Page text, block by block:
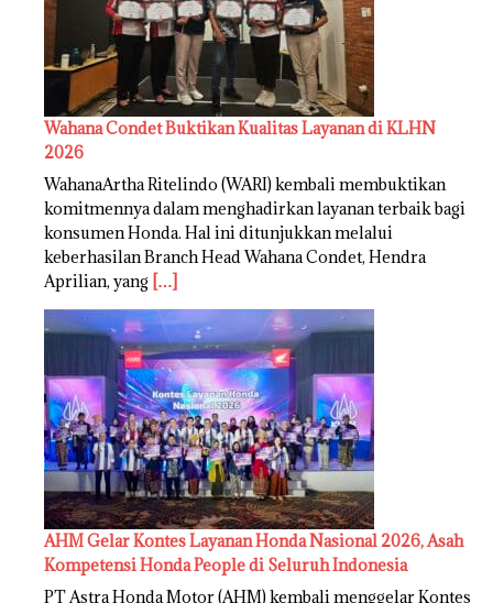
Wahana Condet Buktikan Kualitas Layanan di KLHN
2026
WahanaArtha Ritelindo (WARI) kembali membuktikan
komitmennya dalam menghadirkan layanan terbaik bagi
konsumen Honda. Hal ini ditunjukkan melalui
keberhasilan Branch Head Wahana Condet, Hendra
Aprilian, yang […]
AHM Gelar Kontes Layanan Honda Nasional 2026, Asah
Kompetensi Honda People di Seluruh Indonesia
PT Astra Honda Motor (AHM) kembali menggelar Kontes